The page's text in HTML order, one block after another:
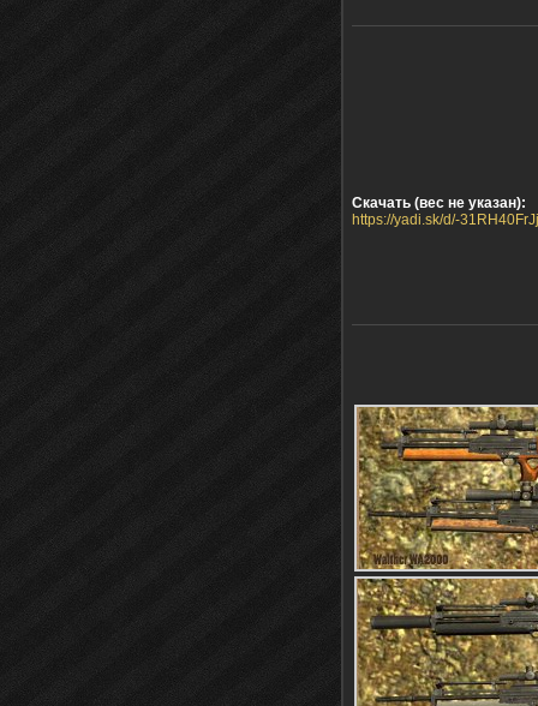
Скачать (вес не указан):
https://yadi.sk/d/-